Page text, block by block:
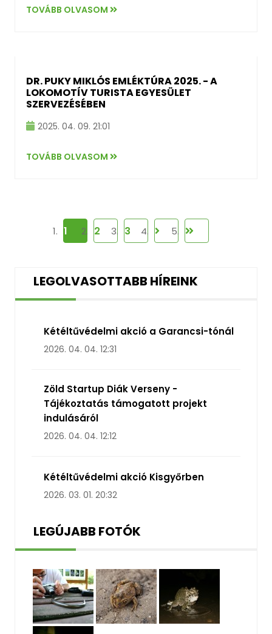
TOVÁBB OLVASOM
DR. PUKY MIKLÓS EMLÉKTÚRA 2025. - A
LOKOMOTÍV TURISTA EGYESÜLET
SZERVEZÉSÉBEN
2025. 04. 09. 21:01
TOVÁBB OLVASOM
1 2 3
LEGOLVASOTTABB HÍREINK
Kétéltűvédelmi akció a Garancsi-tónál
2026. 04. 04. 12:31
Zöld Startup Diák Verseny -
Tájékoztatás támogatott projekt
indulásáról
2026. 04. 04. 12:12
Kétéltűvédelmi akció Kisgyőrben
2026. 03. 01. 20:32
LEGÚJABB FOTÓK